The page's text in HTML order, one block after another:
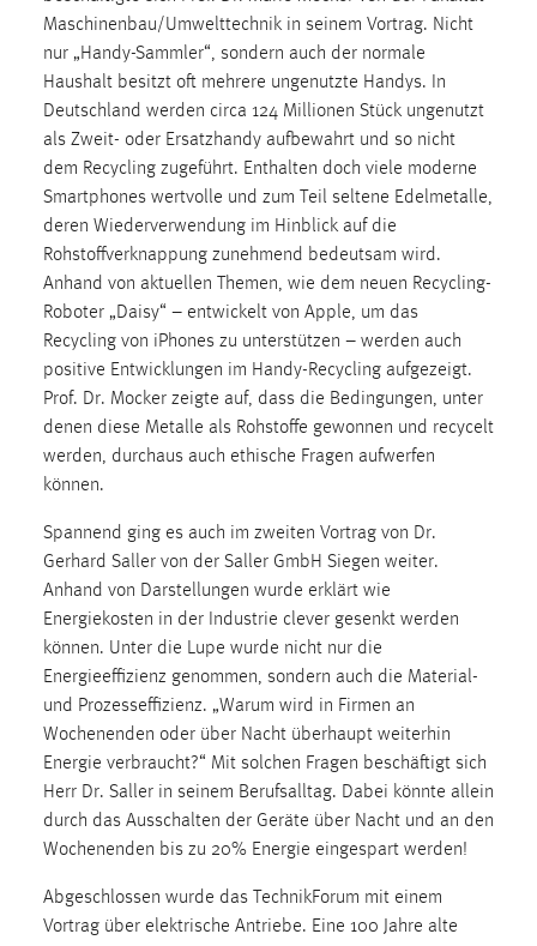
Maschinenbau/Umwelttechnik in seinem Vortrag. Nicht
nur „Handy-Sammler“, sondern auch der normale
Haushalt besitzt oft mehrere ungenutzte Handys. In
Deutschland werden circa 124 Millionen Stück ungenutzt
als Zweit- oder Ersatzhandy aufbewahrt und so nicht
dem Recycling zugeführt. Enthalten doch viele moderne
Smartphones wertvolle und zum Teil seltene Edelmetalle,
deren Wiederverwendung im Hinblick auf die
Rohstoffverknappung zunehmend bedeutsam wird.
Anhand von aktuellen Themen, wie dem neuen Recycling-
Roboter „Daisy“ – entwickelt von Apple, um das
Recycling von iPhones zu unterstützen – werden auch
positive Entwicklungen im Handy-Recycling aufgezeigt.
Prof. Dr. Mocker zeigte auf, dass die Bedingungen, unter
denen diese Metalle als Rohstoffe gewonnen und recycelt
werden, durchaus auch ethische Fragen aufwerfen
können.
Spannend ging es auch im zweiten Vortrag von Dr.
Gerhard Saller von der Saller GmbH Siegen weiter.
Anhand von Darstellungen wurde erklärt wie
Energiekosten in der Industrie clever gesenkt werden
können. Unter die Lupe wurde nicht nur die
Energieeffizienz genommen, sondern auch die Material-
und Prozesseffizienz. „Warum wird in Firmen an
Wochenenden oder über Nacht überhaupt weiterhin
Energie verbraucht?“ Mit solchen Fragen beschäftigt sich
Herr Dr. Saller in seinem Berufsalltag. Dabei könnte allein
durch das Ausschalten der Geräte über Nacht und an den
Wochenenden bis zu 20% Energie eingespart werden!
Abgeschlossen wurde das TechnikForum mit einem
Vortrag über elektrische Antriebe. Eine 100 Jahre alte